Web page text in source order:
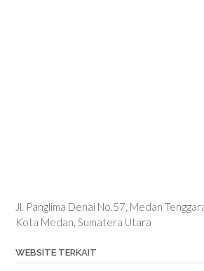
Jl. Panglima Denai No.57, Medan
Kota Medan, Sumatera Utara
WEBSITE TERKAIT